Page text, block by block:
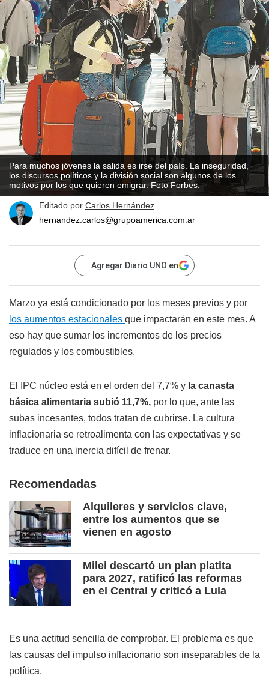
Para muchos jóvenes la salida es irse del país. La inseguridad,
los discursos políticos y la división social son algunos de los
motivos por los que quieren emigrar. Foto Forbes.
Editado por Carlos Hernández
hernandez.carlos@grupoamerica.com.ar
Agregar Diario UNO en
Marzo ya está condicionado por los meses previos y por
los aumentos estacionales que impactarán en este mes. A
eso hay que sumar los incrementos de los precios
regulados y los combustibles.
El IPC núcleo está en el orden del 7,7% y la canasta
básica alimentaria subió 11,7%, por lo que, ante las
subas incesantes, todos tratan de cubrirse. La cultura
inflacionaria se retroalimenta con las expectativas y se
traduce en una inercia difícil de frenar.
Recomendadas
Alquileres y servicios clave,
entre los aumentos que se
vienen en agosto
Milei descartó un plan platita
para 2027, ratificó las reformas
en el Central y criticó a Lula
Es una actitud sencilla de comprobar. El problema es que
las causas del impulso inflacionario son inseparables de la
política.